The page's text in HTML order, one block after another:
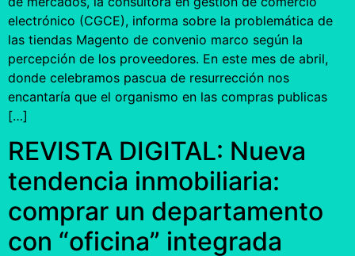
electrónico (CGCE), informa sobre la problemática de
las tiendas Magento de convenio marco según la
percepción de los proveedores. En este mes de abril,
donde celebramos pascua de resurrección nos
encantaría que el organismo en las compras publicas
[…]
REVISTA DIGITAL: Nueva
tendencia inmobiliaria:
comprar un departamento
con “oficina” integrada